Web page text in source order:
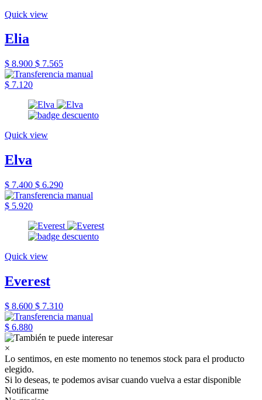
Quick view
Elia
$ 8.900 $ 7.565
$ 7.120
Quick view
Elva
$ 7.400 $ 6.290
$ 5.920
Quick view
Everest
$ 8.600 $ 7.310
$ 6.880
×
Lo sentimos, en este momento no tenemos stock para el producto
elegido.
Si lo deseas, te podemos avisar cuando vuelva a estar disponible
Notificarme